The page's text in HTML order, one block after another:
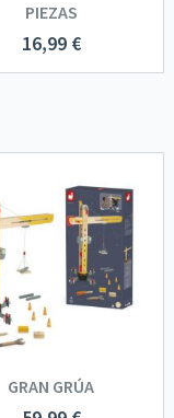
PIEZAS
16,99 €
GRAN GRÚA